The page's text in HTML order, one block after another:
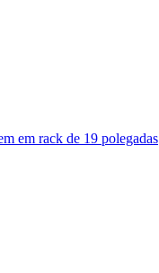
em rack de 19 polegadas